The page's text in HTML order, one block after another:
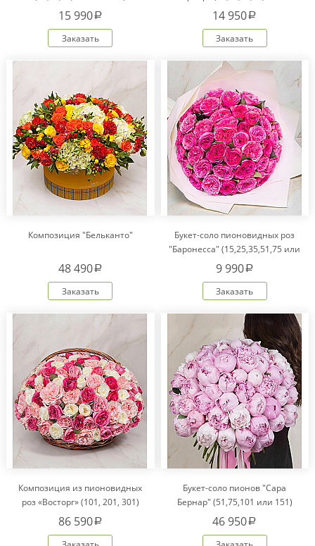
15 990a
Заказать
101)
14 950a
Заказать
Композиция "Бельканто"
48 490a
Заказать
Букет-соло пионовидных роз
"Баронесса" (15,25,35,51,75 или
101)
9 990a
Заказать
Композиция из пионовидных
роз «Восторг» (101, 201, 301)
86 590a
Букет-соло пионов "Сара
Бернар" (51,75,101 или 151)
46 950a